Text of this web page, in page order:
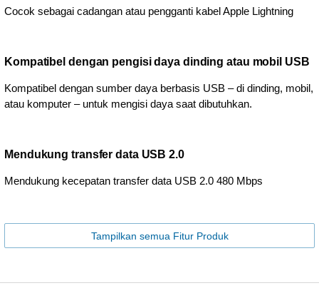
Cocok sebagai cadangan atau pengganti kabel Apple Lightning
Kompatibel dengan pengisi daya dinding atau mobil USB
Kompatibel dengan sumber daya berbasis USB – di dinding, mobil,
atau komputer – untuk mengisi daya saat dibutuhkan.
Mendukung transfer data USB 2.0
Mendukung kecepatan transfer data USB 2.0 480 Mbps
Tampilkan semua Fitur Produk